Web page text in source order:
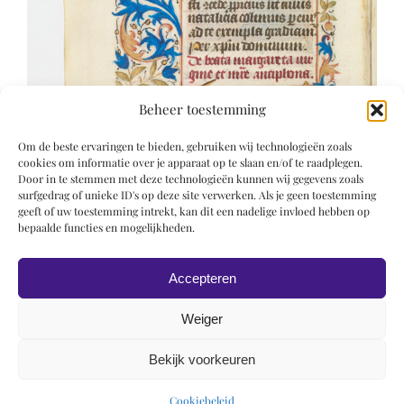
Beheer toestemming
Om de beste ervaringen te bieden, gebruiken wij technologieën zoals
cookies om informatie over je apparaat op te slaan en/of te raadplegen.
Door in te stemmen met deze technologieën kunnen wij gegevens zoals
surfgedrag of unieke ID's op deze site verwerken. Als je geen toestemming
geeft of uw toestemming intrekt, kan dit een nadelige invloed hebben op
bepaalde functies en mogelijkheden.
Accepteren
Weiger
Bekijk voorkeuren
Cookiebeleid
© 2019 Roel Wiechers | Powered by